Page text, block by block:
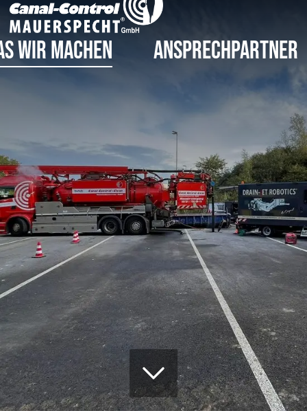
wir machen
Höchstdruck-Wasserstrahlen
Ansprechpartner
Zum Inhalt springen